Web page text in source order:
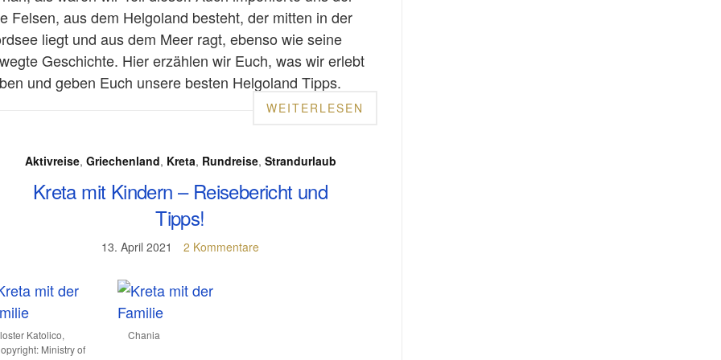
Felsen, aus dem Helgoland besteht, der mitten in der
liegt und aus dem Meer ragt, ebenso wie seine
Geschichte. Hier erzählen wir Euch, was wir erlebt
und geben Euch unsere besten Helgoland Tipps.
WEITERLESEN
Aktivreise, Griechenland, Kreta, Rundreise, Strandurlaub
Kreta mit Kindern – Reisebericht und
Tipps!
13. April 2021 2 Kommentare
Katolico,
Ministry of
Chania